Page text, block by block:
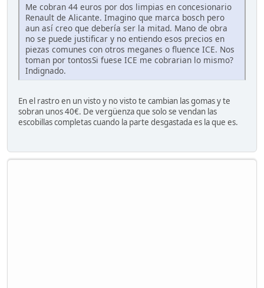
Me cobran 44 euros por dos limpias en concesionario
Renault de Alicante. Imagino que marca bosch pero
aun así creo que debería ser la mitad. Mano de obra
no se puede justificar y no entiendo esos precios en
piezas comunes con otros meganes o fluence ICE. Nos
toman por tontosSi fuese ICE me cobrarian lo mismo?
Indignado.
En el rastro en un visto y no visto te cambian las gomas y te
sobran unos 40€. De vergüenza que solo se vendan las
escobillas completas cuando la parte desgastada es la que es.